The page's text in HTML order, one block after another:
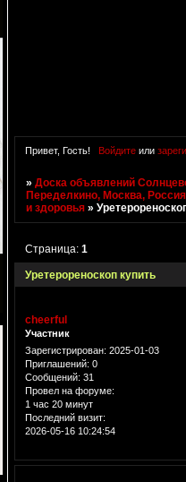
Привет, Гость! Войдитеили
»Доска объявлений
Переделкино, Москва, Россия
и здоровья »
Уретерореноскоп купить
Страница:1
cheerful
Участник
Зарегистрирован: 2025-01-03
Приглашений: 0
Сообщений: 31
Провел на форуме:
1 час 20 минут
Последний визит:
2026-05-16 10:24:54